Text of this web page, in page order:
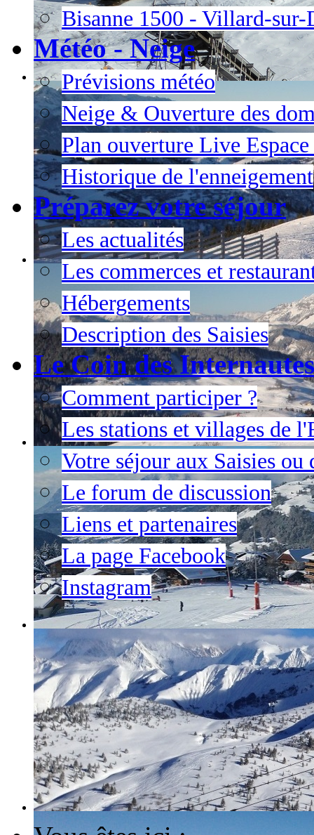
Bisanne 1500 - Villard-sur-
Météo - Neige
Prévisions météo
Neige & Ouverture des
Plan ouverture Live
Historique de l'enneigement
Préparez votre séjour
Les actualités
Les commerces et
Hébergements
Description des Saisies
Le Coin des Internautes
Comment participer ?
Les stations et villages de
Votre séjour aux Saisies ou
Le forum de discussion
Liens et partenaires
La page Facebook
Instagram